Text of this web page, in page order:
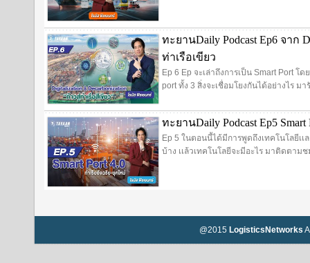
ทะยานDaily Podcast Ep6 จาก
ท่าเรือเขียว
Ep 6 Ep จะเล่าถึงการเป็น Smart Port
port ทั้ง 3 สิ่งจะเชื่อมโยงกันได้อย่างไร ม
ทะยานDaily Podcast Ep5
Ep 5 ในตอนนี้ได้มีการพูดถึงเทคโนโลยีเ
บ้าง เเล้วเทคโนโลยีจะมีอะไร มาติดตาม
@2015 LogisticsNetworks